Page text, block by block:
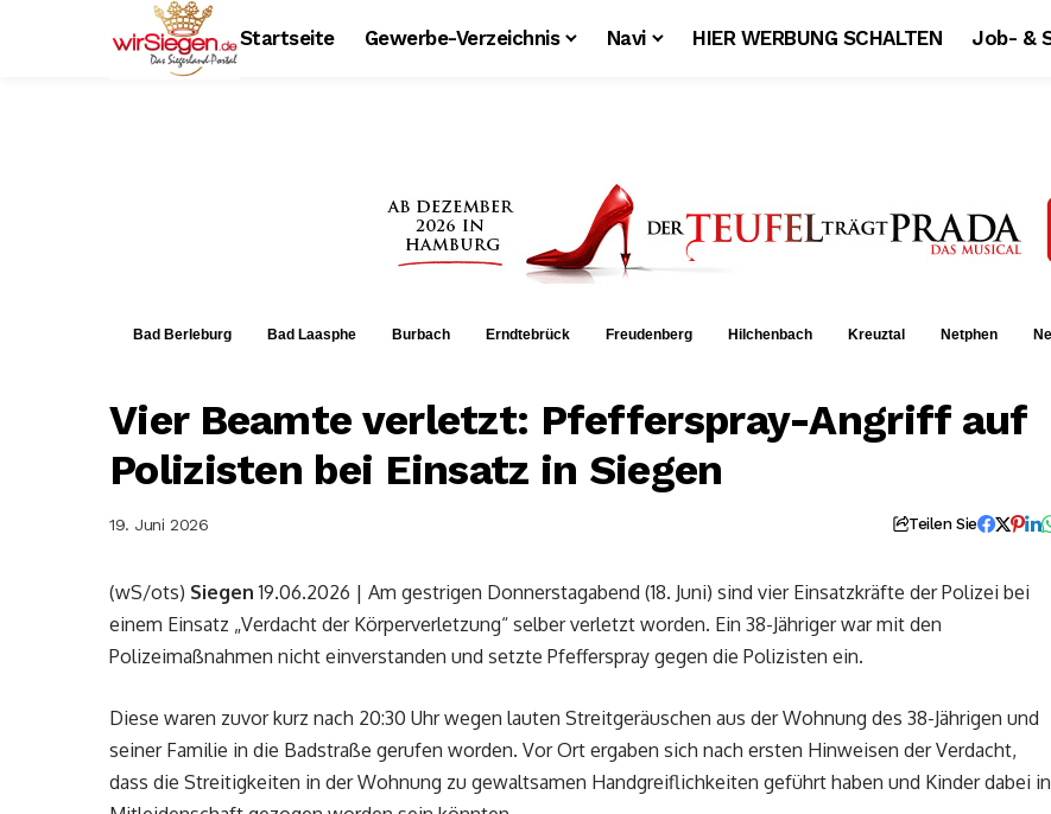
Startseite Gewerbe-Verzeichnis Navi HIER WERBUNG SCHALTEN Job- &
Bad Berleburg Bad Laasphe Burbach Erndtebrück Freudenberg Hilchenbach Kreuztal Netphen
Vier Beamte verletzt: Pfefferspray-Angriff auf
Polizisten bei Einsatz in Siegen
19. Juni 2026 Teilen Sie
(wS/ots) Siegen19.06.2026 | Am gestrigen Donnerstagabend (18. Juni) sind vier Einsatzkräfte der Polizei bei
einem Einsatz „Verdacht der Körperverletzung“ selber verletzt worden. Ein 38-Jähriger war mit den
Polizeimaßnahmen nicht einverstanden und setzte Pfefferspray gegen die Polizisten ein.
Diese waren zuvor kurz nach 20:30 Uhr wegen lauten Streitgeräuschen aus der Wohnung des 38-Jährigen und
seiner Familie in die Badstraße gerufen worden. Vor Ort ergaben sich nach ersten Hinweisen der Verdacht,
dass die Streitigkeiten in der Wohnung zu gewaltsamen Handgreiflichkeiten geführt haben und Kinder dabei in